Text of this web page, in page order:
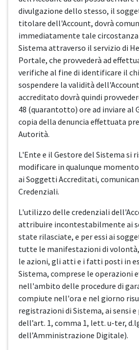
divulgazione dello stesso, il
titolare dell'Account, dovrà
immediatamente tale circostanza
Sistema attraverso il servizio di
Portale, che provvederà ad
verifiche al fine di identificare il
sospendere la validità
accreditato dovrà quindi
48 (quarantotto) ore ad inviare al
copia della denuncia effettuata
Autorità.
L'Ente e il Gestore del Sistema si
modificare in qualunque
ai Soggetti Accreditati,
Credenziali.
L'utilizzo delle credenziali
attribuire incontestabilmente ai
state rilasciate, e per essi ai
tutte le manifestazioni di
le azioni, gli atti e i fatti posti in
Sistema, comprese le operazioni
nell'ambito delle procedure di
compiute nell'ora e nel giorno
registrazioni di Sistema, ai sensi
dell’art. 1, comma 1, lett. u-ter,
dell’Amministrazione Digitale).